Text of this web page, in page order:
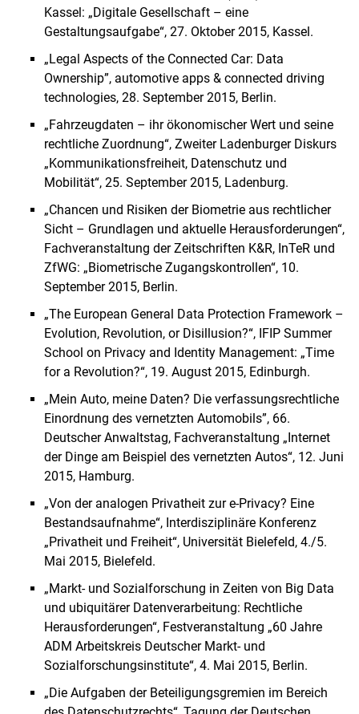
Kassel: „Digitale Gesellschaft – eine
Gestaltungsaufgabe“, 27. Oktober 2015, Kassel.
„Legal Aspects of the Connected Car: Data
Ownership”, automotive apps & connected driving
technologies, 28. September 2015, Berlin.
„Fahrzeugdaten – ihr ökonomischer Wert und seine
rechtliche Zuordnung“, Zweiter Ladenburger Diskurs
„Kommunikationsfreiheit, Datenschutz und
Mobilität“, 25. September 2015, Ladenburg.
„Chancen und Risiken der Biometrie aus rechtlicher
Sicht – Grundlagen und aktuelle Herausforderungen“,
Fachveranstaltung der Zeitschriften K&R, InTeR und
ZfWG: „Biometrische Zugangskontrollen“, 10.
September 2015, Berlin.
„The European General Data Protection Framework –
Evolution, Revolution, or Disillusion?“, IFIP Summer
School on Privacy and Identity Management: „Time
for a Revolution?“, 19. August 2015, Edinburgh.
„Mein Auto, meine Daten? Die verfassungsrechtliche
Einordnung des vernetzten Automobils”, 66.
Deutscher Anwaltstag, Fachveranstaltung „Internet
der Dinge am Beispiel des vernetzten Autos“, 12. Juni
2015, Hamburg.
„Von der analogen Privatheit zur e-Privacy? Eine
Bestandsaufnahme“, Interdisziplinäre Konferenz
„Privatheit und Freiheit“, Universität Bielefeld, 4./5.
Mai 2015, Bielefeld.
„Markt- und Sozialforschung in Zeiten von Big Data
und ubiquitärer Datenverarbeitung: Rechtliche
Herausforderungen“, Festveranstaltung „60 Jahre
ADM Arbeitskreis Deutscher Markt- und
Sozialforschungsinstitute“, 4. Mai 2015, Berlin.
„Die Aufgaben der Beteiligungsgremien im Bereich